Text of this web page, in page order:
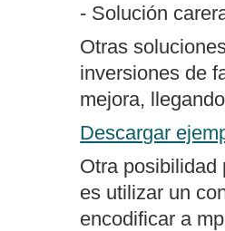
forma
Nueva
aunque
menú al estilo
Mapa
- Solución
Otras
inversiones de
mejora,
Descargar
Otra posibilidad
es utilizar un
encodificar a